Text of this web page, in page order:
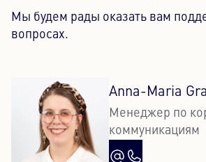
Мы будем рады оказать вам
вопросах.
Anna-Maria
Менеджер по
коммуникациям